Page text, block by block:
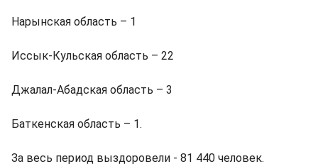
Нарынская область – 1
Иссык-Кульская область – 22
Джалал-Абадская область – 3
Баткенская область – 1.
За весь период выздоровели - 81 440 человек.